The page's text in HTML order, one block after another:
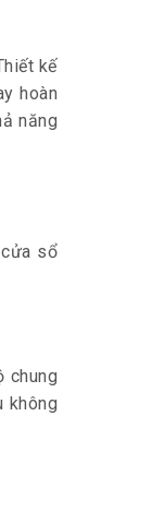
kế
hoàn
năng
sổ
chung
không